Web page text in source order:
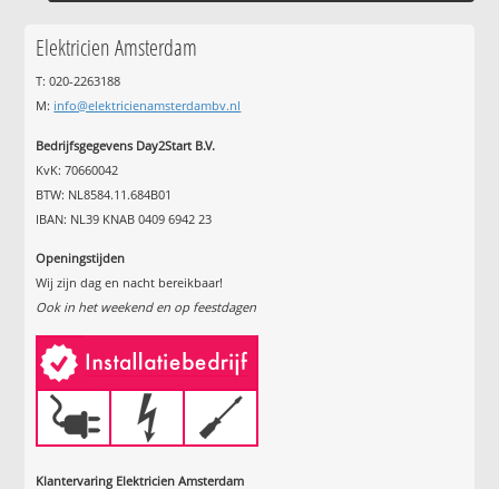
Elektricien Amsterdam
T: 020-2263188
M: info@elektricienamsterdambv.nl
Bedrijfsgegevens Day2Start B.V.
KvK: 70660042
BTW: NL8584.11.684B01
IBAN: NL39 KNAB 0409 6942 23
Openingstijden
Wij zijn dag en nacht bereikbaar!
Ook in het weekend en op feestdagen
Klantervaring Elektricien Amsterdam